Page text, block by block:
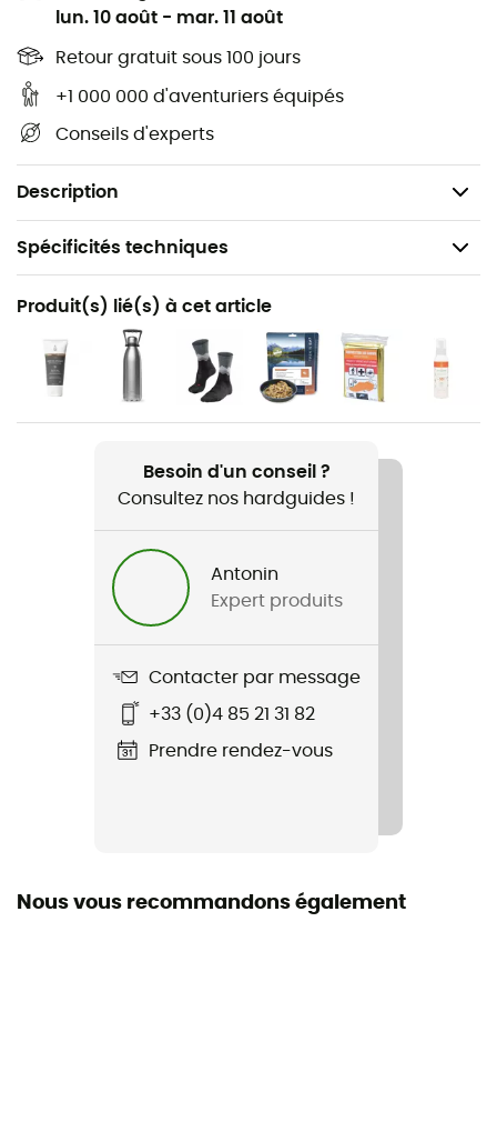
lun. 10 août - mar. 11 août
Retour gratuit sous 100 jours
+1 000 000 d'aventuriers équipés
Conseils d'experts
Description
déplacer sur les sentiers et routes de Châteauneuf Du
Faou / Vallée De L'Aulne. Pnr D'Armorique et découvrir
ses nombreuses richesses : reliefs, cours d'eau, refuges
et autres sites remarquables... Au-delà de votre sens de
l'orientation, cette carte de randonnée IGN est donc,
selon nous, indispensable dans votre sac et dans vos
mains !
Spécificités techniques
Recommandé pour
Randonnée / Trekking / Voyage
Nom du produit
Châteauneuf Du Faou / Vallée De L'Aulne. Pnr
D'Armorique
Produit(s) lié(s) à cet article
Besoin d'un conseil ?
Consultez nos hardguides !
Antonin
Expert produits
Contacter par message
+33 (0)4 85 21 31 82
Prendre rendez-vous
Nous vous recommandons également